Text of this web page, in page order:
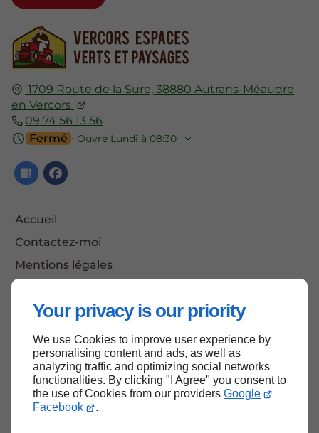
Your privacy is our priority
We use Cookies to improve user experience by
personalising content and ads, as well as
analyzing traffic and optimizing social networks
functionalities. By clicking "I Agree" you consent to
the use of Cookies from our providers Google
Facebook
.
1709 Route de la Sure, 38880 Autrans-Méaudre
en Vercors
09 74 56 13 56
Fermé ⋅ Ouvre Lundi à 08:30
Accueil
Contactez-moi
Mentions légales
Haut de page